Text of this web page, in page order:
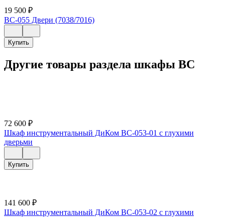
19 500 ₽
ВС-055 Двери (7038/7016)
Купить
Другие товары раздела шкафы ВС
72 600 ₽
Шкаф инструментальный ДиКом ВС-053-01 с глухими
дверьми
Купить
141 600 ₽
Шкаф инструментальный ДиКом ВС-053-02 с глухими